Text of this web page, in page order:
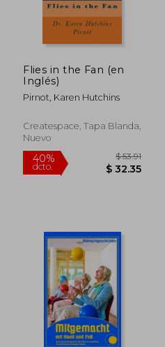
40%
dcto.
Flies in the Fan (en
Inglés)
Pirnot, Karen Hutchins
Createspace, Tapa Blanda,
Nuevo